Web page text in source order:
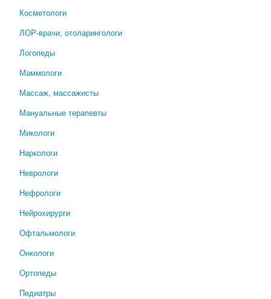
Косметологи
ЛОР-врачи, отоларингологи
Логопеды
Маммологи
Массаж, массажисты
Мануальные терапевты
Микологи
Наркологи
Неврологи
Нефрологи
Нейрохирурги
Офтальмологи
Онкологи
Ортопеды
Педиатры